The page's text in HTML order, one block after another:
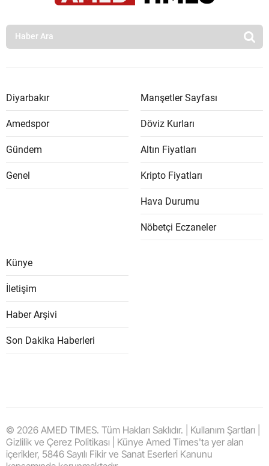
Diyarbakır
Amedspor
Gündem
Genel
Manşetler Sayfası
Döviz Kurları
Altın Fiyatları
Kripto Fiyatları
Hava Durumu
Nöbetçi Eczaneler
Künye
İletişim
Haber Arşivi
Son Dakika Haberleri
© 2026 AMED TIMES. Tüm Hakları Saklıdır. | Kullanım Şartları |
Gizlilik ve Çerez Politikası | Künye Amed Times'ta yer alan
içerikler, 5846 Sayılı Fikir ve Sanat Eserleri Kanunu